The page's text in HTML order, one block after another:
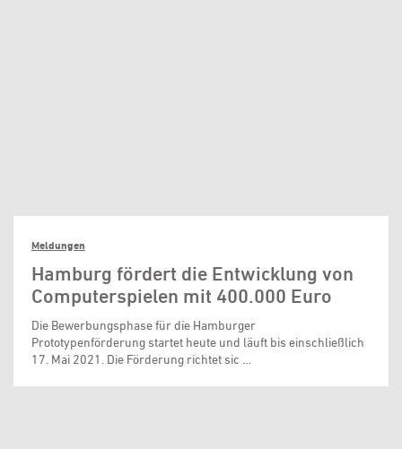
Meldungen
Hamburg fördert die Entwicklung von
Computerspielen mit 400.000 Euro
Die Bewerbungsphase für die Hamburger
Prototypenförderung startet heute und läuft bis einschließlich
17. Mai 2021. Die Förderung richtet sic …